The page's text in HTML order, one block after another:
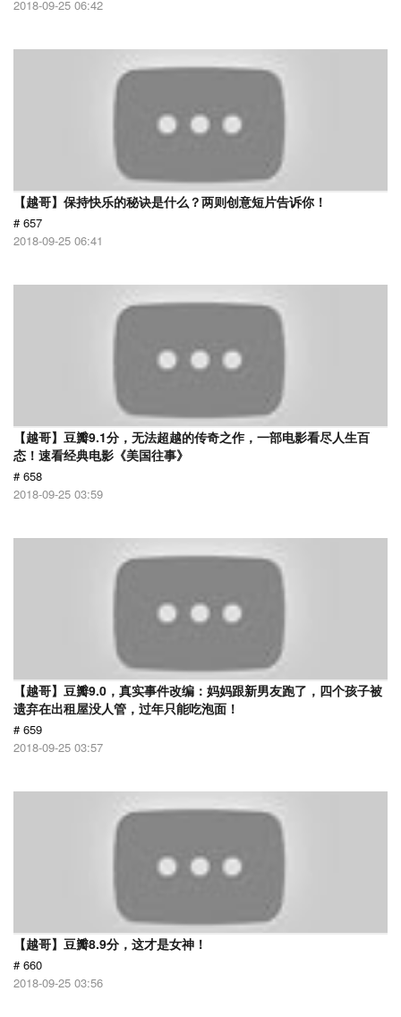
2018-09-25 06:42
【越哥】保持快乐的秘诀是什么？两则创意短片告诉你！
# 657
2018-09-25 06:41
【越哥】豆瓣9.1分，无法超越的传奇之作，一部电影看尽人生百
态！速看经典电影《美国往事》
# 658
2018-09-25 03:59
【越哥】豆瓣9.0，真实事件改编：妈妈跟新男友跑了，四个孩子被
遗弃在出租屋没人管，过年只能吃泡面！
# 659
2018-09-25 03:57
【越哥】豆瓣8.9分，这才是女神！
# 660
2018-09-25 03:56